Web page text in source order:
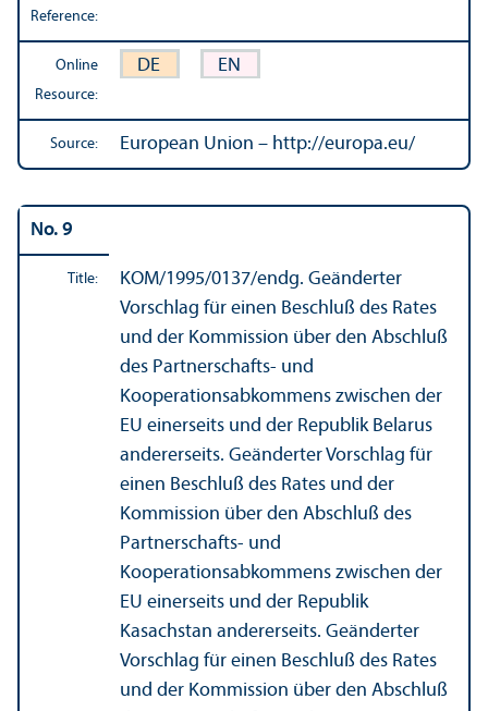
Reference:
Online
Resource:
DE EN
Source: European Union – http://europa.eu/
No. 9
Title: KOM/1995/0137/endg. Geänderter
Vorschlag für einen Beschluß des Rates
und der Kommission über den Abschluß
des Partnerschafts- und
Kooperationsabkommens zwischen der
EU einerseits und der Republik Belarus
andererseits. Geänderter Vorschlag für
einen Beschluß des Rates und der
Kommission über den Abschluß des
Partnerschafts- und
Kooperationsabkommens zwischen der
EU einerseits und der Republik
Kasachstan andererseits. Geänderter
Vorschlag für einen Beschluß des Rates
und der Kommission über den Abschluß